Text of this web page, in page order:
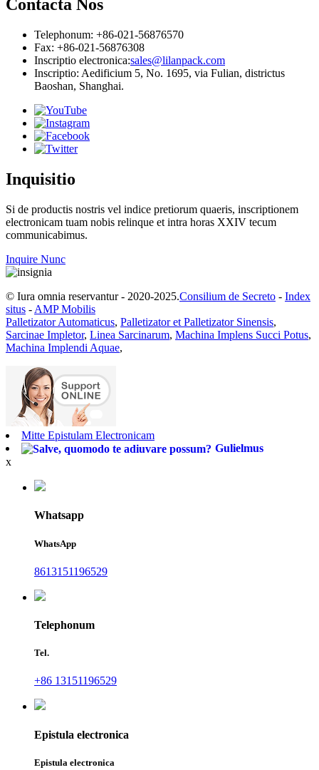
Contacta Nos
Telephonum: +86-021-56876570
Fax: +86-021-56876308
Inscriptio electronica:sales@lilanpack.com
Inscriptio: Aedificium 5, No. 1695, via Fulian, districtus
Baoshan, Shanghai.
Inquisitio
Si de productis nostris vel indice pretiorum quaeris, inscriptionem
electronicam tuam nobis relinque et intra horas XXIV tecum
communicabimus.
Inquire Nunc
© Iura omnia reservantur - 2020-2025.Consilium de Secreto - Index
situs - AMP Mobilis
Palletizator Automaticus, Palletizator et Palletizator Sinensis,
Sarcinae Impletor, Linea Sarcinarum, Machina Implens Succi Potus,
Machina Implendi Aquae,
Mitte Epistulam Electronicam
Gulielmus
x
Whatsapp
WhatsApp
8613151196529
Telephonum
Tel.
+86 13151196529
Epistula electronica
Epistula electronica